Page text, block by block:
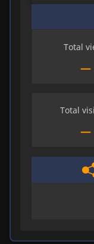
Total
—
Total
—